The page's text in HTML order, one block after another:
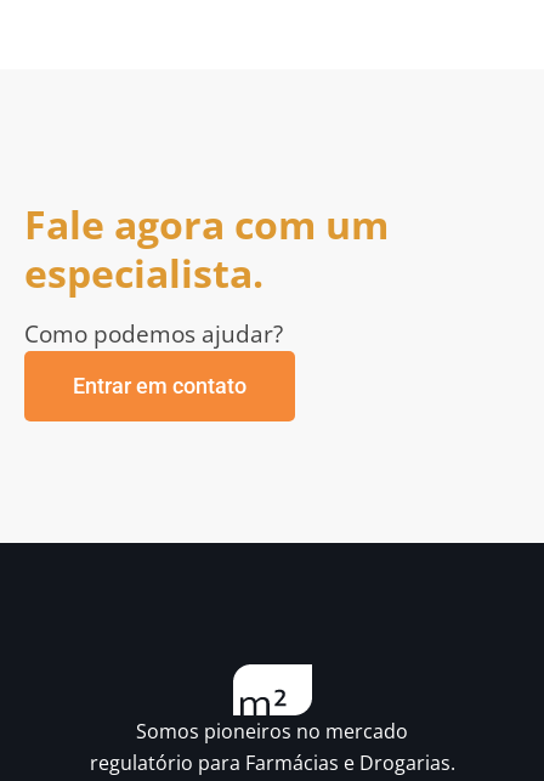
Fale agora com um
especialista.
Como podemos ajudar?
Entrar em contato
Somos pioneiros no mercado
regulatório para Farmácias e Drogarias.